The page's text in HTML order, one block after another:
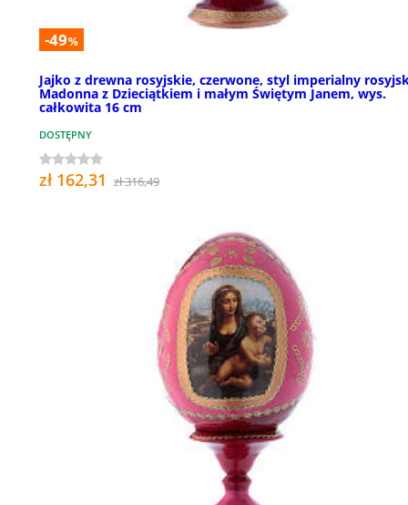
-49%
Jajko z drewna rosyjskie, czerwone, styl imperialny
Madonna z Dzieciątkiem i małym Świętym Janem, wys.
całkowita 16 cm
DOSTĘPNY
zł 162,31 zł 316,49